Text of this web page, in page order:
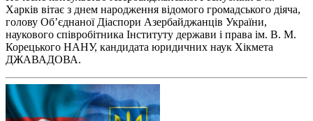
Харків вітає з днем народження відомого громадського діяча,
голову Об’єднаної Діаспори Азербайджанців України,
наукового співробітника Інституту держави і права ім. В. М.
Корецького НАНУ, кандидата юридичних наук Хікмета
ДЖАВАДОВА.